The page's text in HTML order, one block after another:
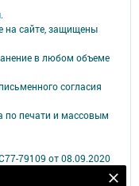
сайте, защищены
в любом объеме
согласия
по печати и массовым
79109 от 08.09.2020
по надзору в сфере